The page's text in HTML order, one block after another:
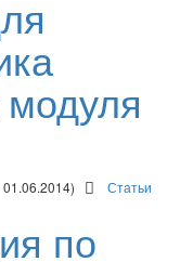
01.06.2014) Статьи
по